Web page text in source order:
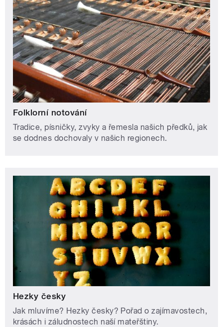
Folklorní notování
Tradice, písničky, zvyky a řemesla našich předků, jak
se dodnes dochovaly v našich regionech.
Hezky česky
Jak mluvíme? Hezky česky? Pořad o zajímavostech,
krásách i záludnostech naší mateřštiny.